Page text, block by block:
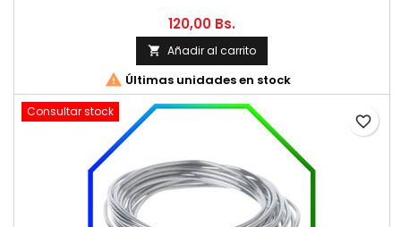
120,00 Bs.
 Añadir al carrito
 Últimas unidades en stock
Consultar stock
favorite_border